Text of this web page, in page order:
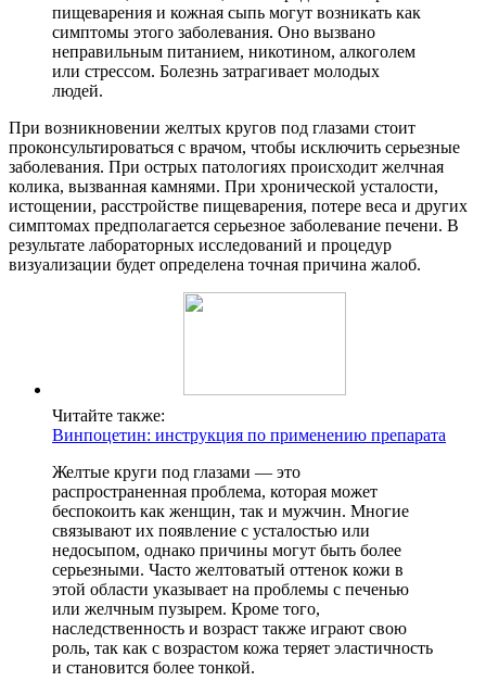
пищеварения и кожная сыпь могут возникать как
симптомы этого заболевания. Оно вызвано
неправильным питанием, никотином, алкоголем
или стрессом. Болезнь затрагивает молодых
людей.
При возникновении желтых кругов под глазами стоит
проконсультироваться с врачом, чтобы исключить серьезные
заболевания. При острых патологиях происходит желчная
колика, вызванная камнями. При хронической усталости,
истощении, расстройстве пищеварения, потере веса и других
симптомах предполагается серьезное заболевание печени. В
результате лабораторных исследований и процедур
визуализации будет определена точная причина жалоб.
Читайте также:
Винпоцетин: инструкция по применению препарата
Желтые круги под глазами — это
распространенная проблема, которая может
беспокоить как женщин, так и мужчин. Многие
связывают их появление с усталостью или
недосыпом, однако причины могут быть более
серьезными. Часто желтоватый оттенок кожи в
этой области указывает на проблемы с печенью
или желчным пузырем. Кроме того,
наследственность и возраст также играют свою
роль, так как с возрастом кожа теряет эластичность
и становится более тонкой.